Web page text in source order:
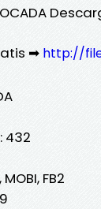
➡ http://
432
FB2